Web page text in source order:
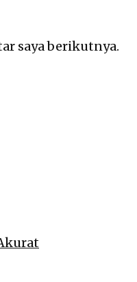
saya berikutnya.